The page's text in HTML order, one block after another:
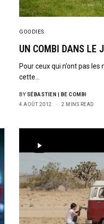
GOODIES
UN COMBI DANS LE
Pour ceux qui n’ont pas
cette…
BY SÉBASTIEN | BE COMBI
4 AOÛT 2012
2 MINS READ